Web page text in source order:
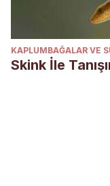
KAPLUMBAĞALAR VE
Skink İle